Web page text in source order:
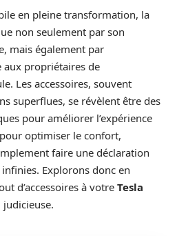
en pleine transformation, la
non seulement par son
mais également par
aux propriétaires de
Les accessoires, souvent
superflues, se révèlent être des
pour améliorer l’expérience
optimiser le confort,
faire une déclaration
Explorons donc en
d’accessoires à votre Tesla